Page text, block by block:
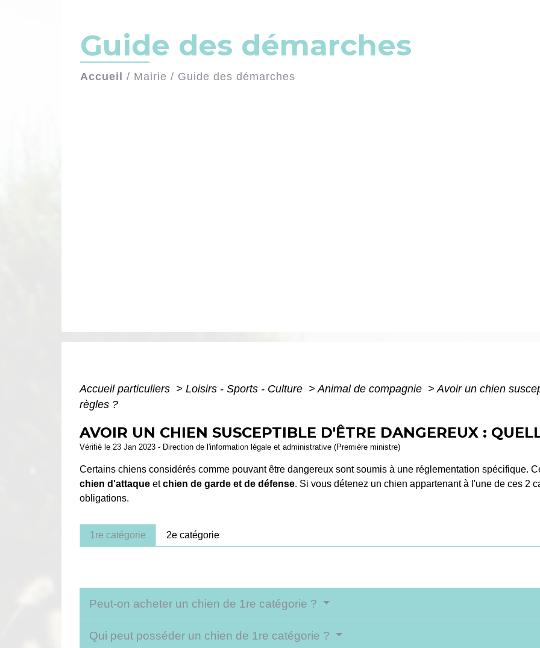
Guide des démarches
Accueil / Mairie / Guide des démarches
Accueil particuliers > Loisirs - Sports - Culture > Animal de compagnie > Avoir un chien
règles ?
AVOIR UN CHIEN SUSCEPTIBLE D'ÊTRE DANGEREUX :
Vérifié le 23 Jan 2023 - Direction de l'information légale et administrative (Première ministre)
Certains chiens considérés comme pouvant être dangereux sont soumis à une réglementation spécifique.
chien d'attaque etchien de garde et de défense. Si vous détenez un chien appartenant à l'une de ces 2
obligations.
1re catégorie 2e catégorie
Peut-on acheter un chien de 1re catégorie ?
Qui peut posséder un chien de 1re catégorie ?